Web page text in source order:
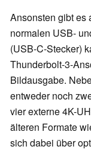
Ansonsten gibt es
normalen USB-
(USB-C-Stecker)
Thunderbolt-3-
Bildausgabe.
entweder noch
vier externe 4K-
älteren Formate
sich dabei über